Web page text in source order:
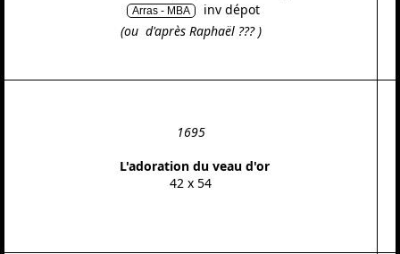
Arras - MBA
inv dépot
(ou d'après Raphaël ??? )
1695
L'adoration du veau d'or
42 x 54